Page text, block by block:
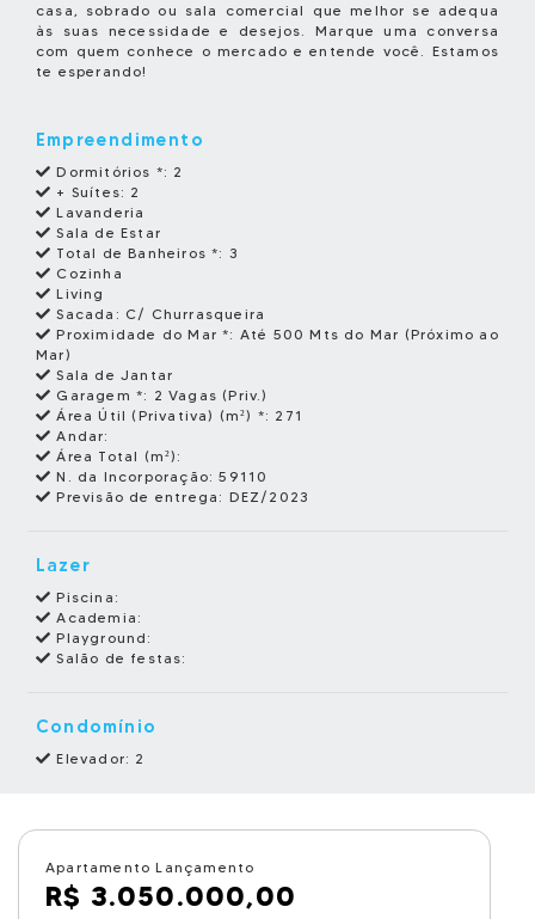
casa, sobrado ou sala comercial que melhor se adequa
às suas necessidade e desejos. Marque uma conversa
com quem conhece o mercado e entende você. Estamos
te esperando!
Empreendimento
Dormitórios *: 2
+ Suítes: 2
Lavanderia
Sala de Estar
Total de Banheiros *: 3
Cozinha
Living
Sacada: C/ Churrasqueira
Proximidade do Mar *: Até 500 Mts do Mar (Próximo ao
Mar)
Sala de Jantar
Garagem *: 2 Vagas (Priv.)
Área Útil (Privativa) (m²) *: 271
Andar:
Área Total (m²):
N. da Incorporação:59110
Previsão de entrega: DEZ/2023
Lazer
Piscina:
Academia:
Playground:
Salão de festas:
Condomínio
Elevador: 2
Apartamento Lançamento
R$ 3.050.000,00